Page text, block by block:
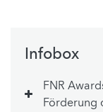
Infobox
FNR
Förderung